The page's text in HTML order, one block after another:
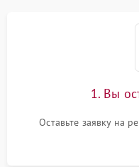
1. Вы
Оставьте заявку на